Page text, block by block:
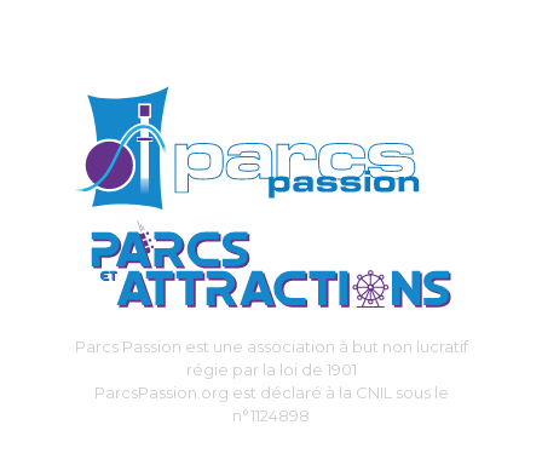
Parcs Passion est une association à but non lucratif
régie par la loi de 1901
ParcsPassion.org est déclaré à la CNIL sous le
n°1124898